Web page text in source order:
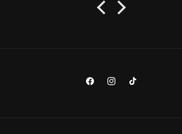
FacebookInstagram
TikTok